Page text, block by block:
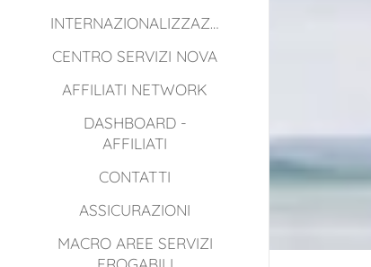
INTERNAZIONALIZZAZIONE
CENTRO SERVIZI NOVA
AFFILIATI NETWORK
DASHBOARD -
AFFILIATI
CONTATTI
ASSICURAZIONI
MACRO AREE SERVIZI